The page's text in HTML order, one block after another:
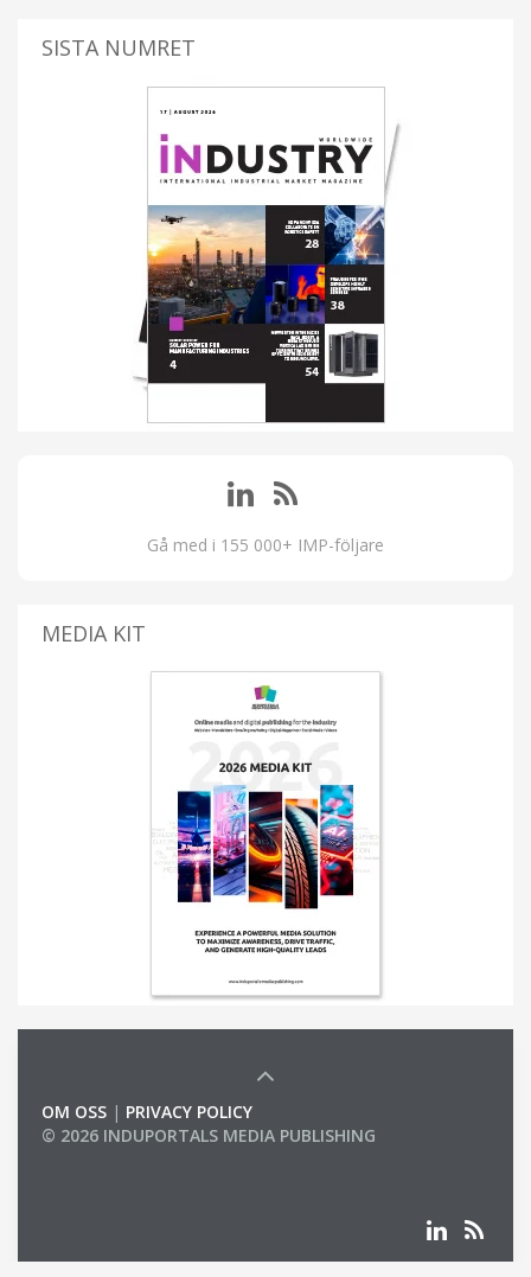
SISTA NUMRET
Gå med i 155 000+ IMP-följare
MEDIA KIT
OM OSS | PRIVACY POLICY
© 2026 INDUPORTALS MEDIA PUBLISHING